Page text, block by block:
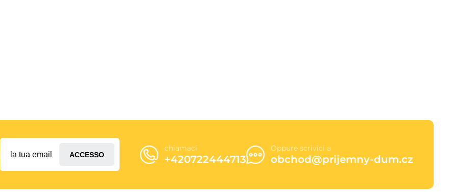
ACCESSO
chiamaci
+420722444713
Oppure scrivici a
obchod@prijemny-dum.cz